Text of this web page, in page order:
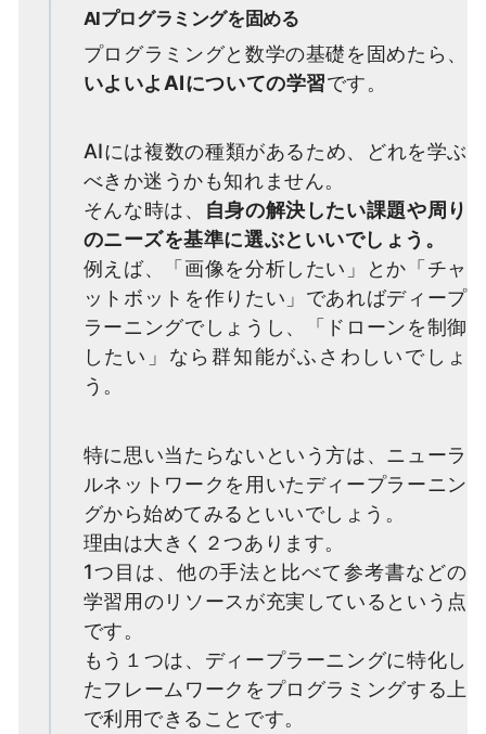
AIプログラミングを固める
プログラミングと数学の基礎を固めたら、
いよいよAIについての学習です。
AIには複数の種類があるため、どれを学ぶ
べきか迷うかも知れません。
そんな時は、
自身の解決したい課題や周り
のニーズを基準に選ぶといいでしょう。
例えば、「画像を分析したい」とか「チャ
ットボットを作りたい」であればディープ
ラーニングでしょうし、「ドローンを制御
したい」なら群知能がふさわしいでしょ
う。
特に思い当たらないという方は、ニューラ
ルネットワークを用いたディープラーニン
グから始めてみるといいでしょう。
理由は大きく２つあります。
1つ目は、他の手法と比べて参考書などの
学習用のリソースが充実しているという点
です。
もう１つは、ディープラーニングに特化し
たフレームワークをプログラミングする上
で利用できることです。